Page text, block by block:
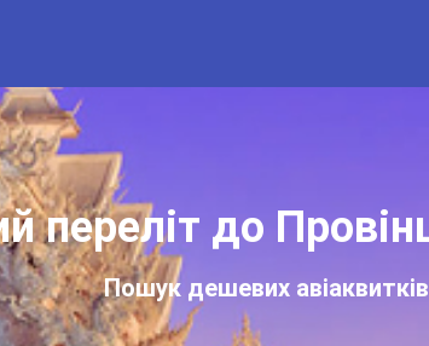
переліт до
Пошук дешевих авіаквитків